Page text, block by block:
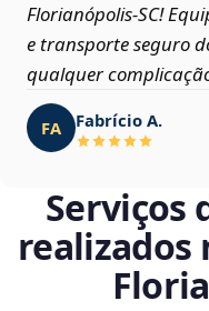
Florianópolis‑SC!
e transporte seguro
qualquer
FA Fabrício A.
Serviços
realizados